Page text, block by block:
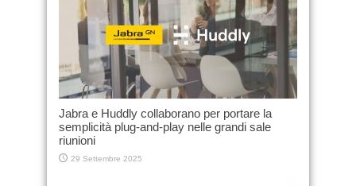
Jabra e Huddly collaborano per portare la
semplicità plug-and-play nelle grandi sale
riunioni
29 Settembre 2025